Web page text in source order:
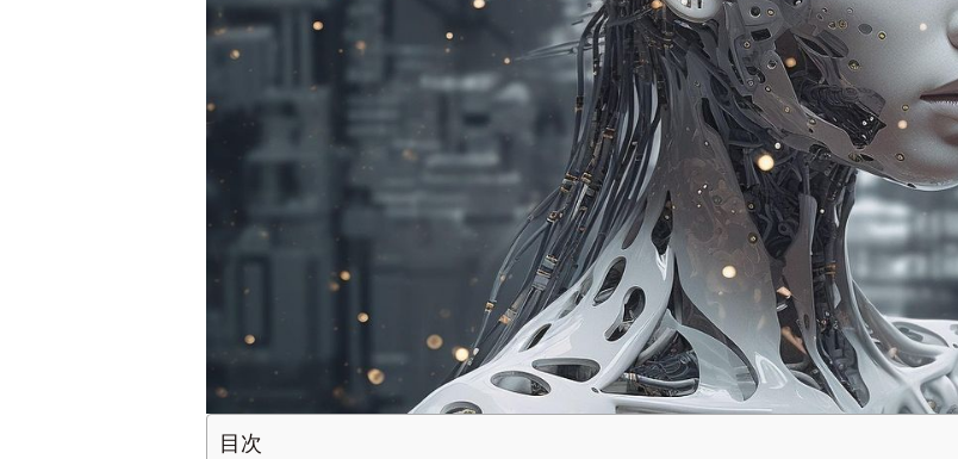
目次